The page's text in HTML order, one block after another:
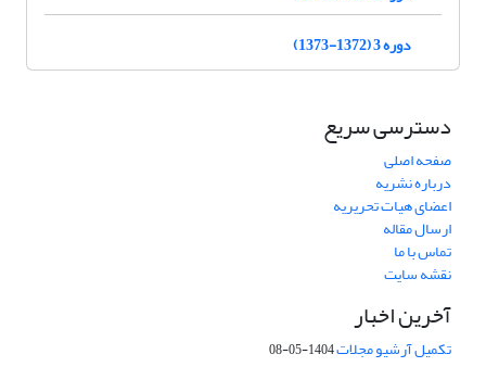
دوره 3 (1372-1373)
دسترسی سریع
صفحه اصلی
درباره نشریه
اعضای هیات تحریریه
ارسال مقاله
تماس با ما
نقشه سایت
آخرین اخبار
تکمیل آرشیو مجلات1404-05-08